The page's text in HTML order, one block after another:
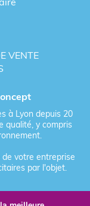
VENTE
à Lyon depuis 20
qualité, y compris
votre entreprise
par l'objet.